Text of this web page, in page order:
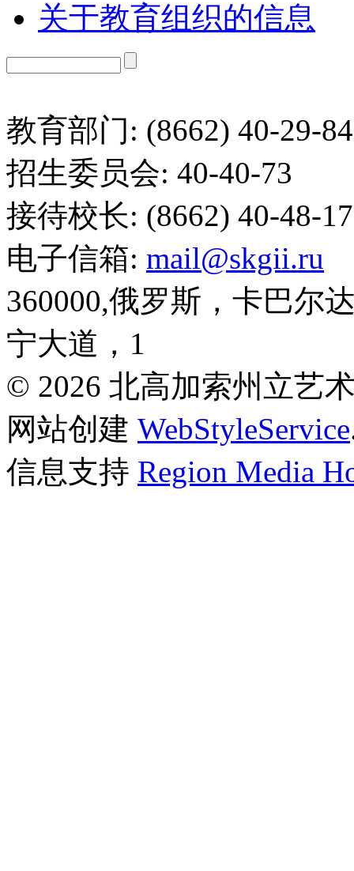
关于教育组织的信息
教育部门: (8662) 40-29-84
招生委员会: 40-40-73
接待校长: (8662) 40-48-17
电子信箱: mail@skgii.ru
360000,俄罗斯，卡巴尔
宁大道，1
© 2026 北高加索州立艺
网站创建 WebStyleService
信息支持 Region Media